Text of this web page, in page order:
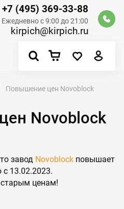
+7 (495) 369-33-88
Ежедневно с 9:00 до 21:00
kirpich@kirpich.ru
Novoblock
Повышение цен Novoblock
завод Novoblockповышает
13.02.2023.
старым ценам!